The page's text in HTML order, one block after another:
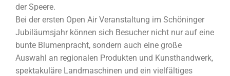
der Speere.
Bei der ersten Open Air Veranstaltung im Schöninger
Jubiläumsjahr können sich Besucher nicht nur auf eine
bunte Blumenpracht, sondern auch eine große
Auswahl an regionalen Produkten und Kunsthandwerk,
spektakuläre Landmaschinen und ein vielfältiges